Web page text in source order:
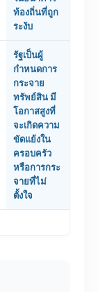
ท้องถิ่นที่ถูก
ระงับ
รัฐเป็นผู้
กำหนดการ
กระจาย
ทรัพย์สิน มี
โอกาสสูงที่
จะเกิดความ
ขัดแย้งใน
ครอบครัว
หรือการกระ
จายที่ไม่
ตั้งใจ